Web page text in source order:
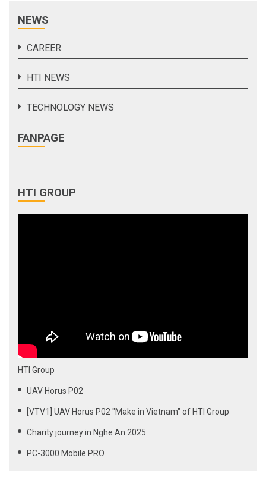
NEWS
CAREER
HTI NEWS
TECHNOLOGY NEWS
FANPAGE
HTI GROUP
HTI Group
UAV Horus P02
[VTV1] UAV Horus P02 "Make in Vietnam" of HTI Group
Charity journey in Nghe An 2025
PC-3000 Mobile PRO